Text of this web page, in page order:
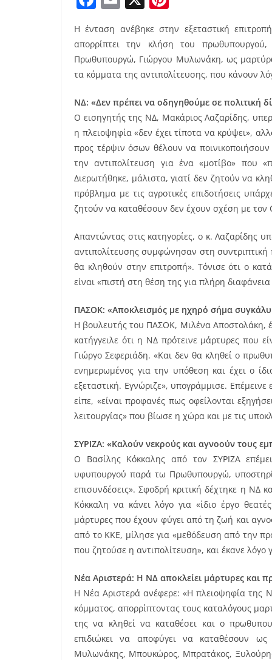
c
e
b
o
o
k
m
ai
l
er
e
st
Η ένταση ανέβηκε στην εξεταστική
απορρίπτει την κλήση του
Πρωθυπουργώ, Γιώργου Μυλωνάκη, ως
τα κόμματα της αντιπολίτευσης, που κάνουν
ΝΔ: «Δεν πρέπει να οδηγηθούμε σε πολιτική
Ο εισηγητής της ΝΔ, Μακάριος Λαζαρίδης,
η πλειοψηφία «δεν έχει τίποτα να κρύψει»,
προς τέρψιν όσων θέλουν να
την αντιπολίτευση για ένα «μοτίβο» που
Διερωτήθηκε, μάλιστα, γιατί δεν ζητούν να
πρόβλημα με τις αγροτικές επιδοτήσεις
ζητούν να καταθέσουν δεν έχουν σχέση με
Απαντώντας στις κατηγορίες, ο κ. Λαζαρίδης
αντιπολίτευσης συμφώνησαν στη
θα κληθούν στην επιτροπή». Τόνισε ότι ο
είναι «πιστή στη θέση της για πλήρη
ΠΑΣΟΚ: «Αποκλεισμός με ηχηρό σήμα
Η βουλευτής του ΠΑΣΟΚ, Μιλένα Αποστολάκη,
κατήγγειλε ότι η ΝΔ πρότεινε μάρτυρες που
Γιώργο Σεφεριάδη. «Και δεν θα κληθεί ο
ενημερωμένος για την υπόθεση και έχει ο
εξεταστική. Εγνώριζε», υπογράμμισε.
είπε, «είναι προφανές πως οφείλονται
λειτουργίας» που βίωσε η χώρα και με τις
ΣΥΡΙΖΑ: «Καλούν νεκρούς και αγνοούν τους
Ο Βασίλης Κόκκαλης από τον ΣΥΡΙΖΑ
υφυπουργού παρά τω Πρωθυπουργώ,
επισυνδέσεις». Σφοδρή κριτική δέχτηκε η ΝΔ
Κόκκαλη να κάνει λόγο για «ίδιο έργο
μάρτυρες που έχουν φύγει από τη ζωή και
από το ΚΚΕ, μίλησε για «μεθόδευση από την
που ζητούσε η αντιπολίτευση», και έκανε λόγο
Νέα Αριστερά: Η ΝΔ αποκλείει μάρτυρες και
Η Νέα Αριστερά ανέφερε: «Η πλειοψηφία της
κόμματος, απορρίπτοντας τους καταλόγους
της να κληθεί να καταθέσει και ο
επιδιώκει να αποφύγει να καταθέσουν
Μυλωνάκης, Μπουκώρος, Μπρατάκος,